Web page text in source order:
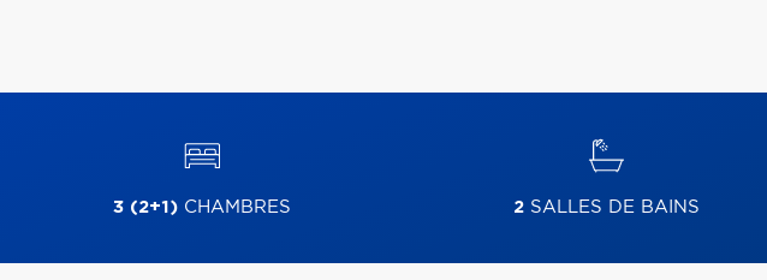
3 (2+1) CHAMBRES 2SALLES DE BAINS